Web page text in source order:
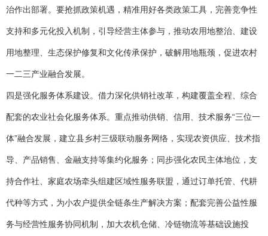
治作出部署。要抢抓政策机遇，精准用好各类政策工具，完善竞争性
支持和多元化投入机制，引导经营主体参与，推动农用地整治、建设
用地整理、生态保护修复和文化传承保护，破解用地瓶颈，促进农村
一二三产业融合发展。
四是强化服务体系建设。借力深化供销社改革，构建覆盖全程、综合
配套的农业社会化服务体系。重点推动供销、信用、技术服务“三位一
体”融合发展，建立县乡村三级联动服务网络，实现农资供应、技术指
导、产品销售、金融支持等集约化服务；同步强化农民主体地位，支
持合作社、家庭农场牵头组建区域性服务联盟，通过订单托管、代耕
代种等方式，为小农户提供全链条生产解决方案；配套完善公益性服
务与经营性服务协同机制，加大农机仓储、冷链物流等基础设施投